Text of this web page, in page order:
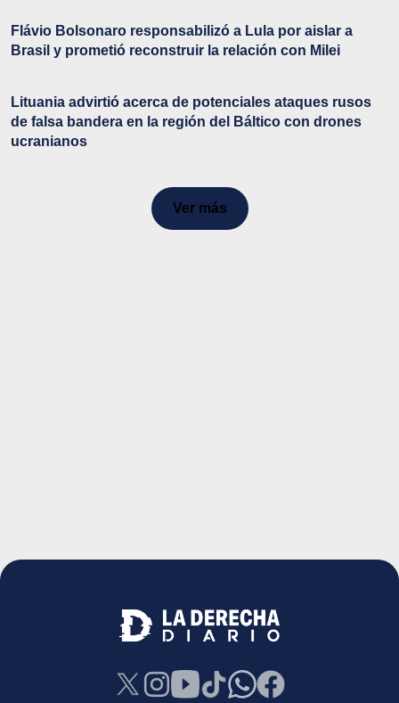
Flávio Bolsonaro responsabilizó a Lula por aislar a
Brasil y prometió reconstruir la relación con Milei
Lituania advirtió acerca de potenciales ataques rusos
de falsa bandera en la región del Báltico con drones
ucranianos
Ver más